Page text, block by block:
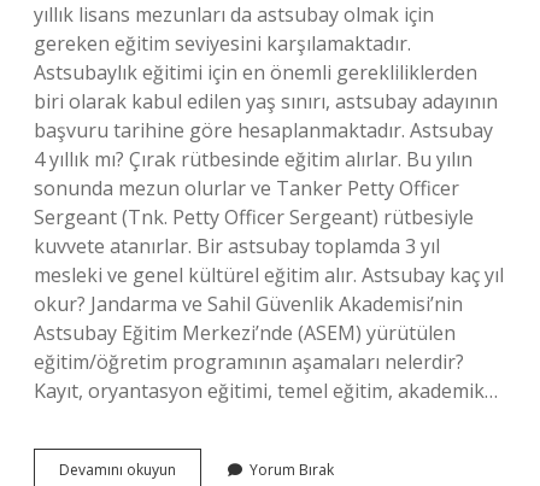
yıllık lisans mezunları da astsubay olmak için
gereken eğitim seviyesini karşılamaktadır.
Astsubaylık eğitimi için en önemli gerekliliklerden
biri olarak kabul edilen yaş sınırı, astsubay adayının
başvuru tarihine göre hesaplanmaktadır. Astsubay
4 yıllık mı? Çırak rütbesinde eğitim alırlar. Bu yılın
sonunda mezun olurlar ve Tanker Petty Officer
Sergeant (Tnk. Petty Officer Sergeant) rütbesiyle
kuvvete atanırlar. Bir astsubay toplamda 3 yıl
mesleki ve genel kültürel eğitim alır. Astsubay kaç yıl
okur? Jandarma ve Sahil Güvenlik Akademisi’nin
Astsubay Eğitim Merkezi’nde (ASEM) yürütülen
eğitim/öğretim programının aşamaları nelerdir?
Kayıt, oryantasyon eğitimi, temel eğitim, akademik…
Devamını okuyun Astsubay Yorum Bırak